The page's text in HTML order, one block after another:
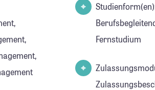
Fernstudium